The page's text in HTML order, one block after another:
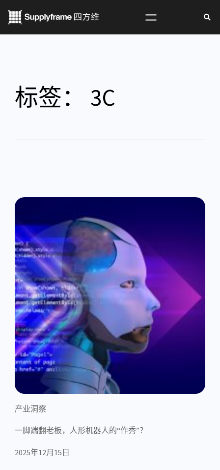
标签： 3C
产业洞察
一脚踹翻老板，人形机器人的“作秀”？
2025年12月15日